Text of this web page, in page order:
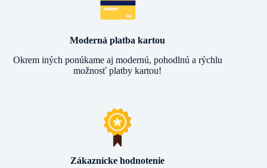
Moderná platba kartou
Okrem iných ponúkame aj modernú, pohodlnú a rýchlu
možnosť platby kartou!
Zákaznícke hodnotenie